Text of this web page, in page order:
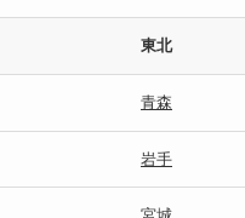
東北
青森
岩手